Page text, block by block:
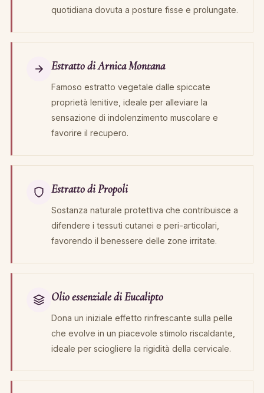
quotidiana dovuta a posture fisse e prolungate.
Estratto di Arnica Montana
Famoso estratto vegetale dalle spiccate
proprietà lenitive, ideale per alleviare la
sensazione di indolenzimento muscolare e
favorire il recupero.
Estratto di Propoli
Sostanza naturale protettiva che contribuisce a
difendere i tessuti cutanei e peri-articolari,
favorendo il benessere delle zone irritate.
Olio essenziale di Eucalipto
Dona un iniziale effetto rinfrescante sulla pelle
che evolve in un piacevole stimolo riscaldante,
ideale per sciogliere la rigidità della cervicale.